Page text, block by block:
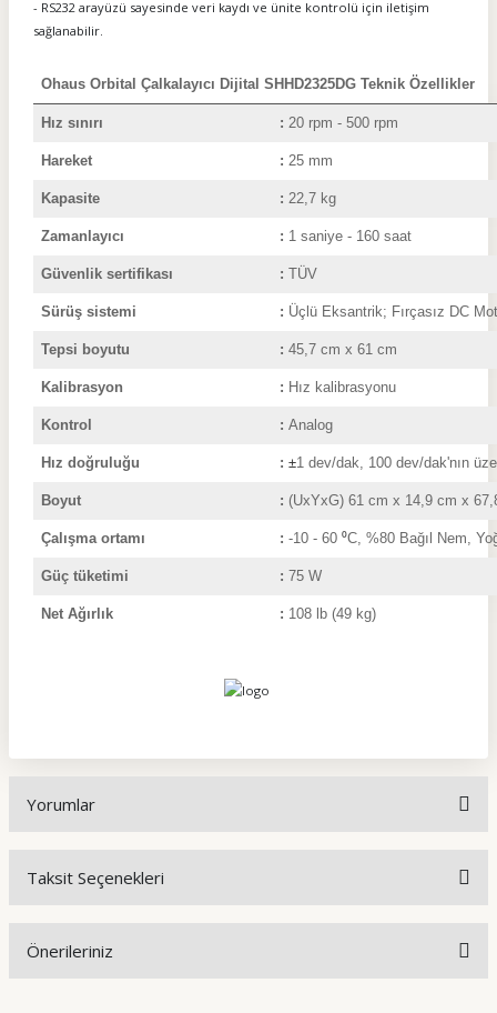
- RS232 arayüzü sayesinde veri kaydı ve ünite kontrolü için iletişim
sağlanabilir.
Ohaus Orbital Çalkalayıcı Dijital SHHD2325DG Teknik Özellikler
Hız sınırı : 20 rpm - 500 rpm
Hareket : 25 mm
Kapasite : 22,7 kg
Zamanlayıcı : 1 saniye - 160 saat
Güvenlik sertifikası : TÜV
Sürüş sistemi : Üçlü Eksantrik; Fırçasız DC
Tepsi boyutu : 45,7 cm x 61 cm
Kalibrasyon : Hız kalibrasyonu
Kontrol : Analog
Hız doğruluğu : ±1 dev/dak, 100 dev/dak'nın
Boyut : (UxYxG) 61 cm x 14,9 cm x
Çalışma ortamı : -10 - 60 ⁰C, %80 Bağıl Nem,
Güç tüketimi : 75 W
Net Ağırlık : 108 lb (49 kg)
Yorumlar
Taksit Seçenekleri
Önerileriniz